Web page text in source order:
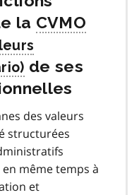
la CVMO
de ses
des valeurs
structurées
même temps à
et